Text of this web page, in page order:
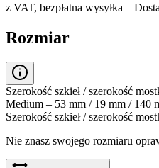
z VAT, bezpłatna wysyłka –
Rozmiar
Szerokość szkieł / szerokość
Medium – 53 mm / 19 mm / 140
Szerokość szkieł / szerokość
Nie znasz swojego rozmiaru